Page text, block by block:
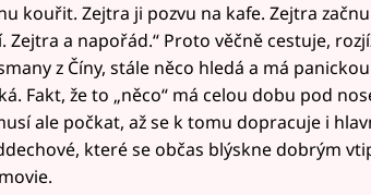
kouřit. Zejtra ji pozvu na kafe. Zejtra
Zejtra a napořád.“ Proto věčně cestuje,
z Číny, stále něco hledá a má
Fakt, že to „něco“ má celou dobu pod
ale počkat, až se k tomu dopracuje i
které se občas blýskne dobrým